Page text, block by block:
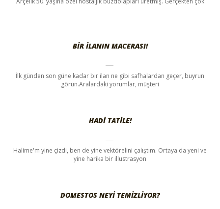
BIR ILANIN MACERASI!
İlk günden son güne kadar bir ilan ne gibi safhalardan geçer, buyrun
görün.Aralardaki yorumlar, müşteri
HADI TATILE!
Halime'm yine çizdi, ben de yine vektörelini çalıştım. Ortaya da yeni ve
yine harika bir illustrasyon
DOMESTOS NEYI TEMIZLIYOR?